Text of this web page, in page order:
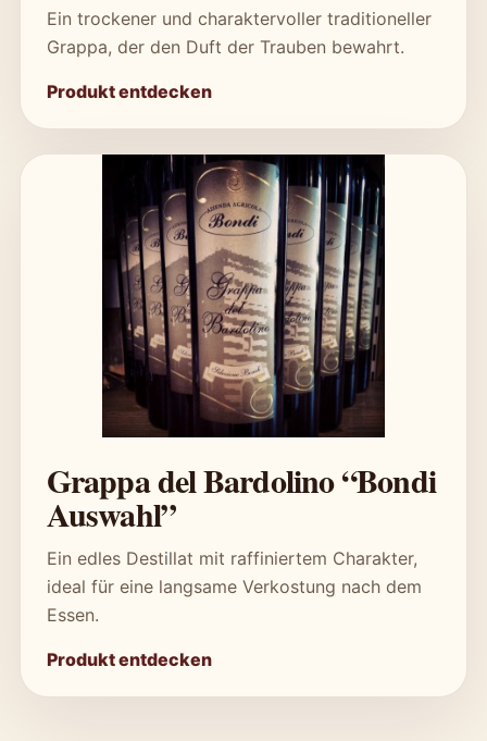
Ein trockener und charaktervoller traditioneller
Grappa, der den Duft der Trauben bewahrt.
Produkt entdecken
Grappa del Bardolino “Bondi
Auswahl”
Ein edles Destillat mit raffiniertem Charakter,
ideal für eine langsame Verkostung nach dem
Essen.
Produkt entdecken